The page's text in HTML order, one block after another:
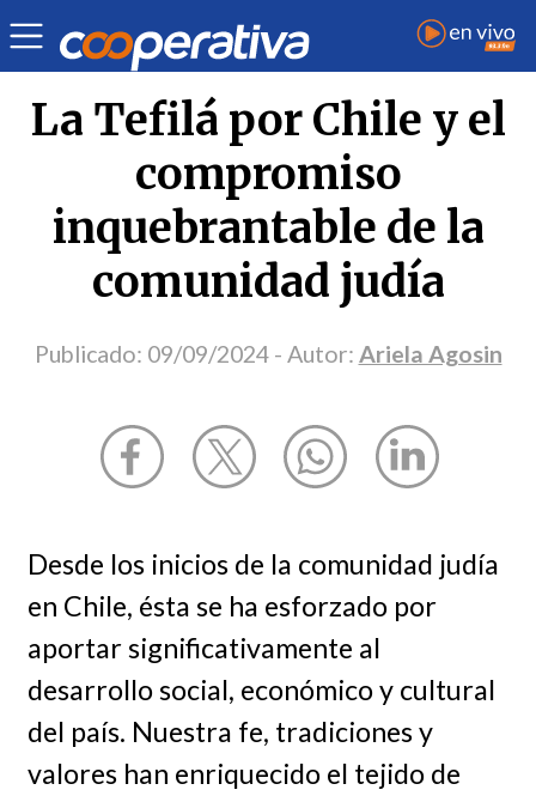
Opinión | Ariela Agosin
La Tefilá por Chile y el
compromiso
inquebrantable de la
comunidad judía
Publicado: 09/09/2024 - Autor: Ariela Agosin
Desde los inicios de la comunidad judía
en Chile, ésta se ha esforzado por
aportar significativamente al
desarrollo social, económico y cultural
del país. Nuestra fe, tradiciones y
valores han enriquecido el tejido de